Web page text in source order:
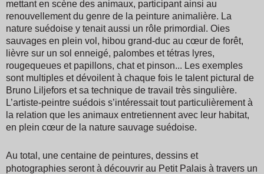
mettant en scène des animaux, participant ainsi au
renouvellement du genre de la peinture animalière. La
nature suédoise y tenait aussi un rôle primordial. Oies
sauvages en plein vol, hibou grand-duc au cœur de forêt,
lièvre sur un sol enneigé, palombes et tétras lyres,
rougequeues et papillons, chat et pinson... Les exemples
sont multiples et dévoilent à chaque fois le talent pictural de
Bruno Liljefors et sa technique de travail très singulière.
L’artiste-peintre suédois s’intéressait tout particulièrement à
la relation que les animaux entretiennent avec leur habitat,
en plein cœur de la nature sauvage suédoise.
Au total, une centaine de peintures, dessins et
photographies seront à découvrir au Petit Palais à travers un